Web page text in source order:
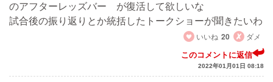
のアフターレッズバー が復活して欲しいな
試合後の振り返りとか統括したトークショーが聞きたいわ
いいね 20 ダメ
このコメントに返信
2022年01月01日 08:18